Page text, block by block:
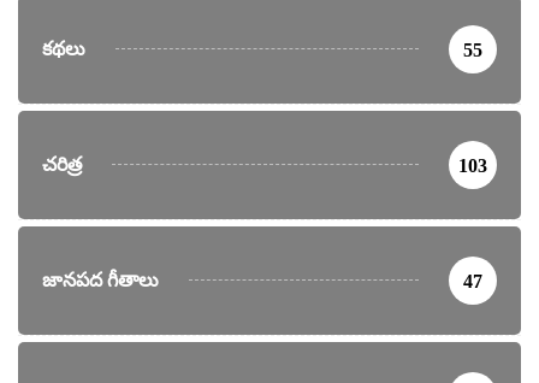
కథలు 55
చరిత్ర 103
జానపద గీతాలు 47